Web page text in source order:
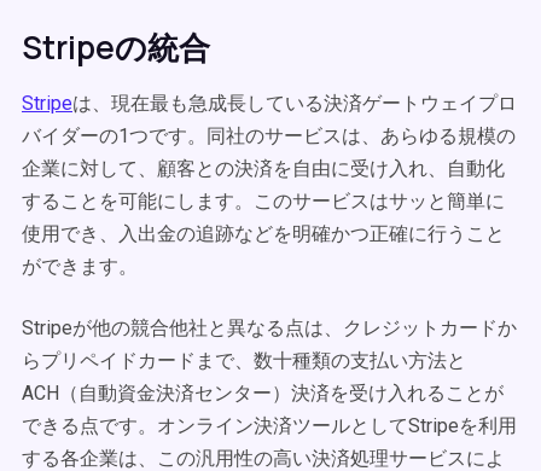
Stripeの統合
Stripeは、現在最も急成長している決済ゲートウェイプロ
バイダーの1つです。同社のサービスは、あらゆる規模の
企業に対して、顧客との決済を自由に受け入れ、自動化
することを可能にします。このサービスはサッと簡単に
使用でき、入出金の追跡などを明確かつ正確に行うこと
ができます。
Stripeが他の競合他社と異なる点は、クレジットカードか
らプリペイドカードまで、数十種類の支払い方法と
ACH（自動資金決済センター）決済を受け入れることが
できる点です。オンライン決済ツールとしてStripeを利用
する各企業は、この汎用性の高い決済処理サービスによ